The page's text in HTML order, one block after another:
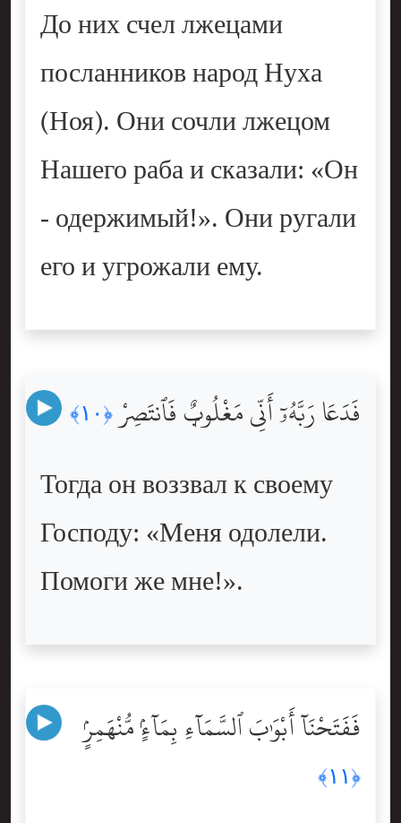
До них счел лжецами
посланников народ Нуха
(Ноя). Они сочли лжецом
Нашего раба и сказали: «Он
- одержимый!». Они ругали
его и угрожали ему.
فَدَعَا رَبَّهُۥٓ أَنِّى مَغْلُوبٌۭ فَٱنتَصِرْ ﴿١٠﴾
Тогда он воззвал к своему
Господу: «Меня одолели.
Помоги же мне!».
فَفَتَحْنَآ أَبْوَٰبَ ٱلسَّمَآءِ بِمَآءٍۢ مُّنْهَمِرٍۢ
﴿١١﴾